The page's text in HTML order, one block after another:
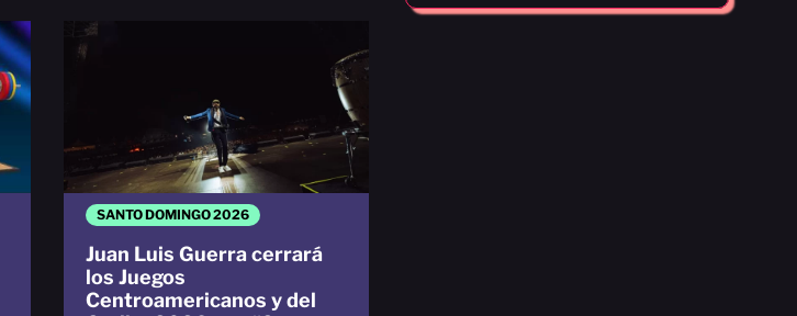
SANTO DOMINGO 2026
Juan Luis Guerra cerrará
los Juegos
Centroamericanos y del